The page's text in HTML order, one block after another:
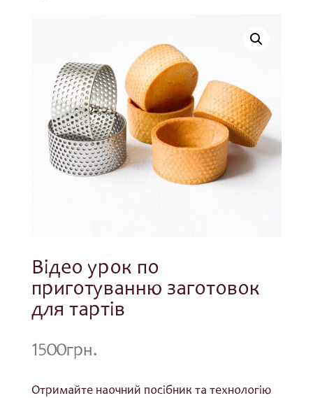
Відео урок по
приготуванню заготовок
для тартів
1500грн.
Отримайте наочний посібник та технологію